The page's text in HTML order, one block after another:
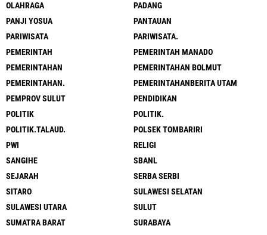
OLAHRAGA
PADANG
PANJI YOSUA
PANTAUAN
PARIWISATA
PARIWISATA.
PEMERINTAH
PEMERINTAH MANADO
PEMERINTAHAN
PEMERINTAHAN BOLMUT
PEMERINTAHAN.
PEMERINTAHANBERITA UTAM
PEMPROV SULUT
PENDIDIKAN
POLITIK
POLITIK.
POLITIK.TALAUD.
POLSEK TOMBARIRI
PWI
RELIGI
SANGIHE
SBANL
SEJARAH
SERBA SERBI
SITARO
SULAWESI SELATAN
SULAWESI UTARA
SULUT
SUMATRA BARAT
SURABAYA